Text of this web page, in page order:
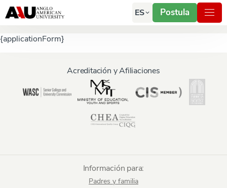
ES Postula
{applicationForm}
Acreditación y Afiliaciones
Información para:
Padres y familia